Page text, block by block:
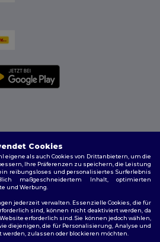
vorbehalten
|Personalisierungsrichtlinien|
| Cookie-Richtlinie|Site Map
Cookies
eigene als auch Cookies von Drittanbietern, um die
Ihre Präferenzen zu speichern, die Leistung
reibungsloses und personalisiertes Surferlebnis
maßgeschneidertem Inhalt, optimierten
und Werbung.
jederzeit verwalten. Essenzielle Cookies, die für
sind, können nicht deaktiviert werden, da
erforderlich sind. Sie können jedoch wählen,
diejenigen, die für Personalisierung, Analyse und
zulassen oder blockieren möchten.